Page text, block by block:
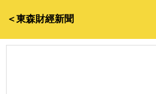
＜東森財經新聞